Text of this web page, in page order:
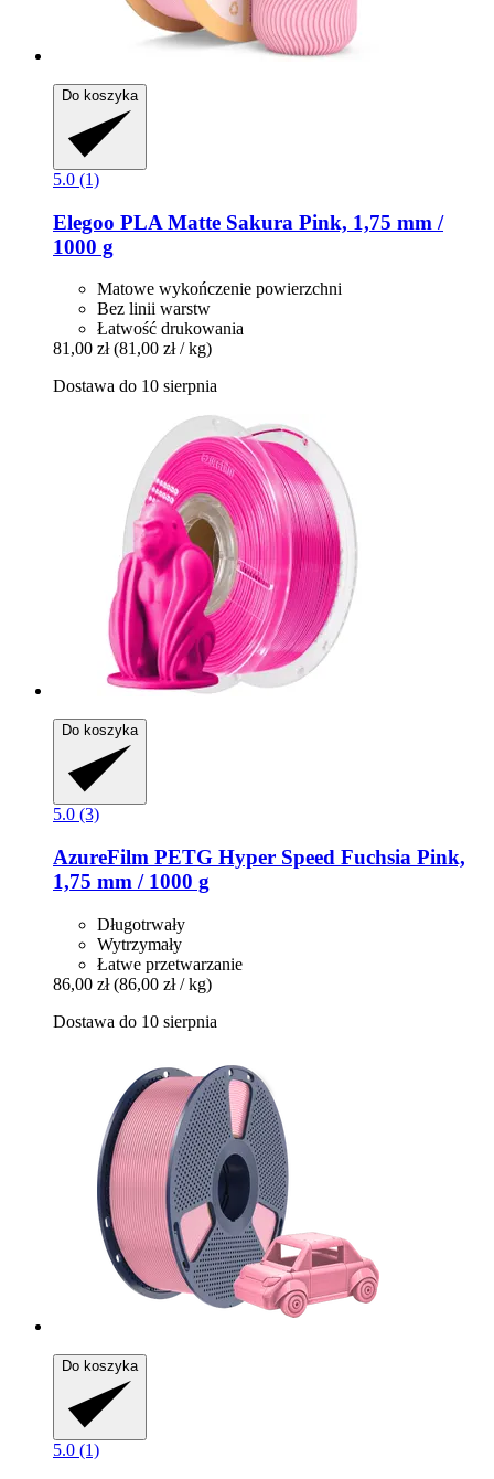
Do koszyka
5.0 (1)
Elegoo PLA Matte Sakura Pink, 1,75 mm /
1000 g
Matowe wykończenie powierzchni
Bez linii warstw
Łatwość drukowania
81,00 zł (81,00 zł / kg)
Dostawa do 10 sierpnia
Do koszyka
5.0 (3)
AzureFilm PETG Hyper Speed Fuchsia Pink,
1,75 mm / 1000 g
Długotrwały
Wytrzymały
Łatwe przetwarzanie
86,00 zł (86,00 zł / kg)
Dostawa do 10 sierpnia
Do koszyka
5.0 (1)